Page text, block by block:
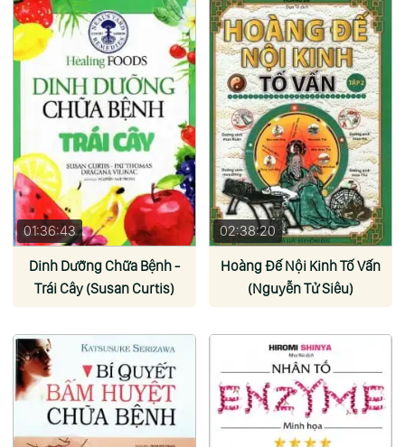
01:36:43
Dinh Dưỡng Chữa Bệnh -
Trái Cây (Susan Curtis)
02:38:20
Hoàng Đế Nội Kinh Tố Vấn
(Nguyễn Tử Siêu)